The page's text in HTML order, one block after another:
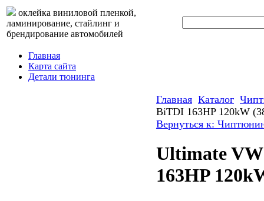
оклейка виниловой пленкой,
ламинирование, стайлинг и
брендирование автомобилей
Главная
Карта сайта
Детали тюнинга
Главная Каталог
BiTDI 163HP 120kW
Вернуться к:
Ultimate
163HP